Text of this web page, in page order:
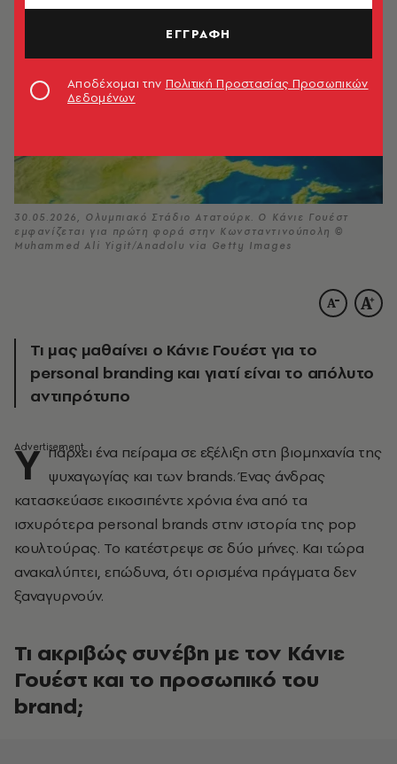
30.05.2026, Ολυμπιακό Στάδιο Ατατούρκ. Ο Κάνιε Γουέστ
εμφανίζεται για πρώτη φορά στην Κωνσταντινούπολη ©
Muhammed Ali Yigit/Anadolu via Getty Images
Τι μας μαθαίνει ο Κάνιε Γουέστ για το
personal branding και γιατί είναι το απόλυτο
αντιπρότυπο
Υ πάρχει ένα πείραμα σε εξέλιξη στη βιομηχανία της
ψυχαγωγίας και των brands. Ένας άνδρας
κατασκεύασε εικοσιπέντε χρόνια ένα από τα
ισχυρότερα personal brands στην ιστορία της pop
κουλτούρας. Το κατέστρεψε σε δύο μήνες. Και τώρα
ανακαλύπτει, επώδυνα, ότι ορισμένα πράγματα δεν
ξαναγυρνούν.
Τι ακριβώς συνέβη με τον Κάνιε
Γουέστ και το προσωπικό του
brand;
ΕΓΓΡΑΦΗ
Αποδέχομαι την Πολιτική Προστασίας Προσωπικών
Δεδομένων